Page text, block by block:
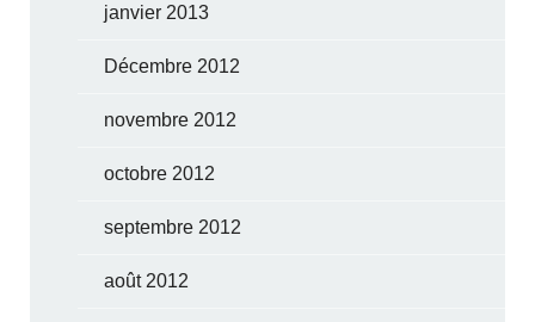
janvier 2013
Décembre 2012
novembre 2012
octobre 2012
septembre 2012
août 2012